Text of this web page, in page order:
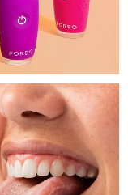
devices
Set
18% PAP gel
set
LED mask
serum
Therapy
預計送達日期 8/9/26
預計送達日期
預計送達日期8/9/26
預計送達日期 8/9/26
預計送達日期8/9/26